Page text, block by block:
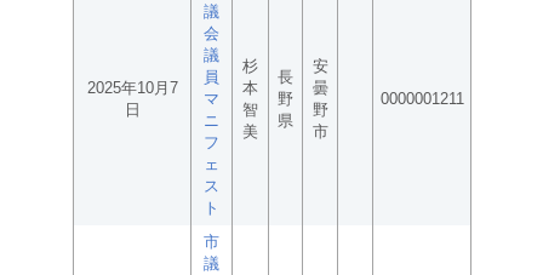
2025年10月7
日
議
会
議
員
マ
ニ
フ
ェ
ス
ト
杉
本
智
美
長
野
県
安
曇
野
市
0000001211
市
議